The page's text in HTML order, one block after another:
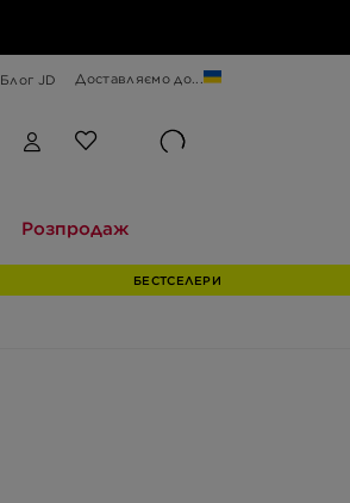
Блог JD Доставляємо до...
Розпродаж
БЕСТСЕЛЕРИ